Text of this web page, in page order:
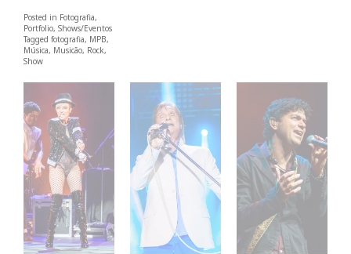
Posted in Fotografia,
Portfolio, Shows/Eventos
Tagged fotografia, MPB,
Música, Musicão, Rock,
Show